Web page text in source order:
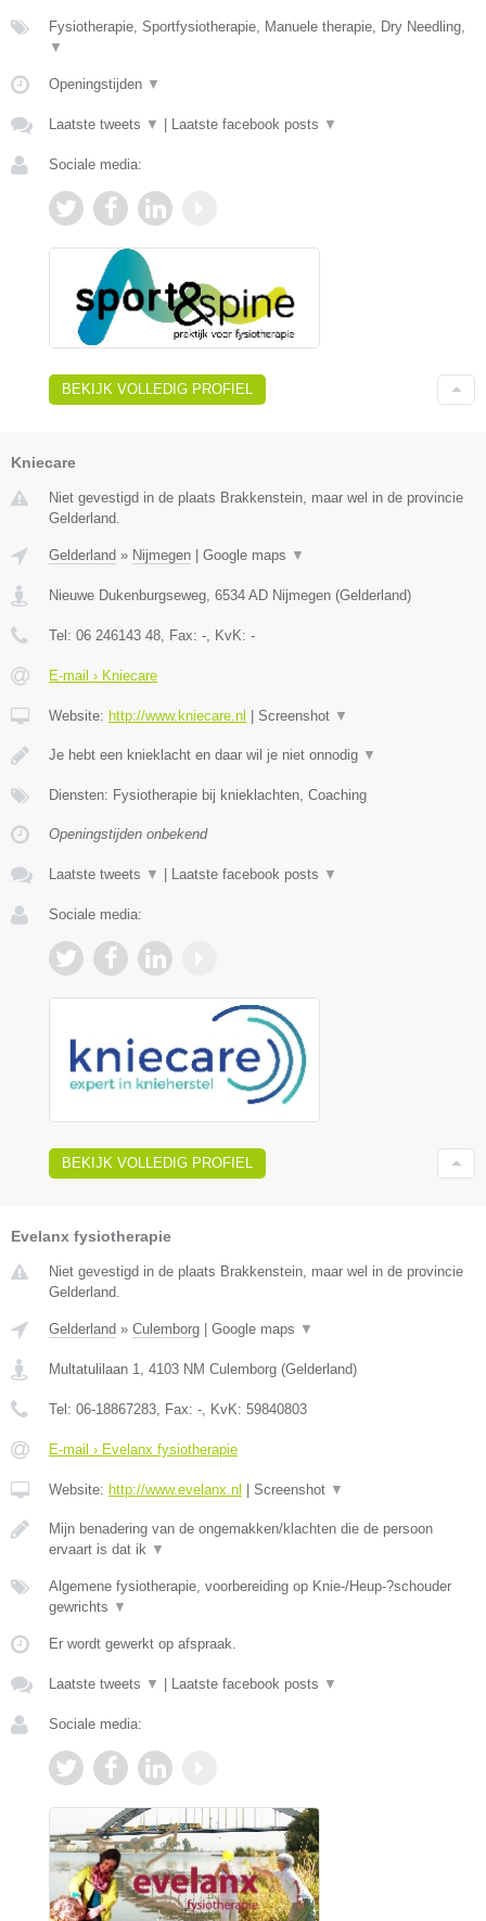
Fysiotherapie, Sportfysiotherapie, Manuele therapie, Dry Needling,
▼
Openingstijden ▼
Laatste tweets ▼ | Laatste facebook posts ▼
Sociale media:
BEKIJK VOLLEDIG PROFIEL
Kniecare
Niet gevestigd in de plaats Brakkenstein, maar wel in de provincie
Gelderland.
Gelderland » Nijmegen Google maps ▼
Nieuwe Dukenburgseweg 6534 AD Nijmegen (Gelderland)
Tel: 06 246143 48 , Fax: - , KvK: -
E-mail › Kniecare
Website: http://www.kniecare.nl Screenshot ▼
Je hebt een knieklacht en daar wil je niet onnodig ▼
Diensten: Fysiotherapie bij knieklachten, Coaching
Openingstijden onbekend
Laatste tweets ▼ Laatste facebook posts ▼
Sociale media:
BEKIJK VOLLEDIG PROFIEL
Evelanx fysiotherapie
Niet gevestigd in de plaats Brakkenstein, maar wel in de provincie
Gelderland.
Gelderland » Culemborg Google maps ▼
Multatulilaan 1 4103 NM Culemborg (Gelderland)
Tel: 06-18867283 , Fax: - , KvK: 59840803
E-mail › Evelanx fysiotherapie
Website: http://www.evelanx.nl Screenshot ▼
Mijn benadering van de ongemakken/klachten die de persoon
ervaart is dat ik ▼
Algemene fysiotherapie, voorbereiding op Knie-/Heup-?schouder
gewrichts ▼
Er wordt gewerkt op afspraak.
Laatste tweets ▼ Laatste facebook posts ▼
Sociale media: